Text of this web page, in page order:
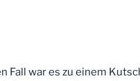
Fall war es zu einem